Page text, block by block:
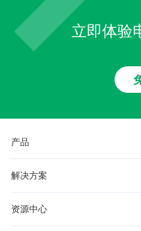
立即体验
产品
解决方案
资源中心